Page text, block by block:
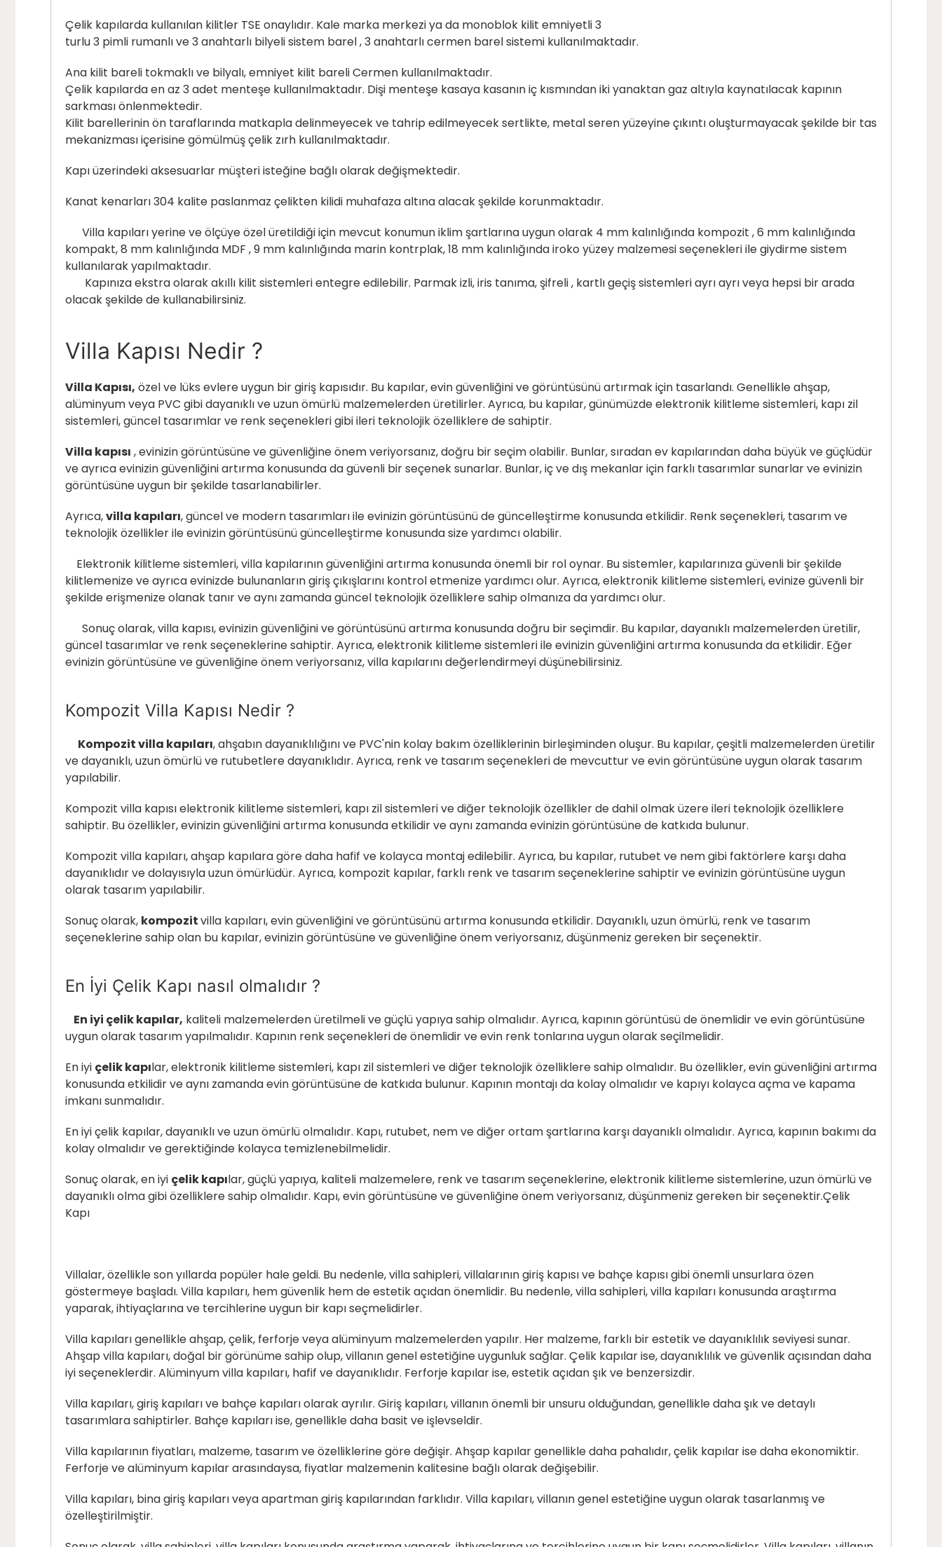
Çelik kapılarda kullanılan kilitler TSE onaylıdır. Kale marka merkezi ya da monoblok kilit emniyetli 3
turlu 3 pimli rumanlı ve 3 anahtarlı bilyeli sistem barel , 3 anahtarlı cermen barel sistemi kullanılmaktadır.
Ana kilit bareli tokmaklı ve bilyalı, emniyet kilit bareli Cermen kullanılmaktadır.
Çelik kapılarda en az 3 adet menteşe kullanılmaktadır. Dişi menteşe kasaya kasanın iç kısmından iki yanaktan gaz altıyla kaynatılacak kapının
sarkması önlenmektedir.
Kilit barellerinin ön taraflarında matkapla delinmeyecek ve tahrip edilmeyecek sertlikte, metal seren yüzeyine çıkıntı oluşturmayacak şekilde bir tas
mekanizması içerisine gömülmüş çelik zırh kullanılmaktadır.
Kapı üzerindeki aksesuarlar müşteri isteğine bağlı olarak değişmektedir.
Kanat kenarları 304 kalite paslanmaz çelikten kilidi muhafaza altına alacak şekilde korunmaktadır.
Villa kapıları yerine ve ölçüye özel üretildiği için mevcut konumun iklim şartlarına uygun olarak 4 mm kalınlığında kompozit , 6 mm kalınlığında
kompakt, 8 mm kalınlığında MDF , 9 mm kalınlığında marin kontrplak, 18 mm kalınlığında iroko yüzey malzemesi seçenekleri ile giydirme sistem
kullanılarak yapılmaktadır.
Kapınıza ekstra olarak akıllı kilit sistemleri entegre edilebilir. Parmak izli, iris tanıma, şifreli , kartlı geçiş sistemleri ayrı ayrı veya hepsi bir arada
olacak şekilde de kullanabilirsiniz.
Villa Kapısı Nedir ?
Villa Kapısı, özel ve lüks evlere uygun bir giriş kapısıdır. Bu kapılar, evin güvenliğini ve görüntüsünü artırmak için tasarlandı. Genellikle ahşap,
alüminyum veya PVC gibi dayanıklı ve uzun ömürlü malzemelerden üretilirler. Ayrıca, bu kapılar, günümüzde elektronik kilitleme sistemleri, kapı zil
sistemleri, güncel tasarımlar ve renk seçenekleri gibi ileri teknolojik özelliklere de sahiptir.
Villa kapısı , evinizin görüntüsüne ve güvenliğine önem veriyorsanız, doğru bir seçim olabilir. Bunlar, sıradan ev kapılarından daha büyük ve güçlüdür
ve ayrıca evinizin güvenliğini artırma konusunda da güvenli bir seçenek sunarlar. Bunlar, iç ve dış mekanlar için farklı tasarımlar sunarlar ve evinizin
görüntüsüne uygun bir şekilde tasarlanabilirler.
Ayrıca,villa kapıları, güncel ve modern tasarımları ile evinizin görüntüsünü de güncelleştirme konusunda etkilidir. Renk seçenekleri, tasarım ve
teknolojik özellikler ile evinizin görüntüsünü güncelleştirme konusunda size yardımcı olabilir.
Elektronik kilitleme sistemleri, villa kapılarının güvenliğini artırma konusunda önemli bir rol oynar. Bu sistemler, kapılarınıza güvenli bir şekilde
kilitlemenize ve ayrıca evinizde bulunanların giriş çıkışlarını kontrol etmenize yardımcı olur. Ayrıca, elektronik kilitleme sistemleri, evinize güvenli bir
şekilde erişmenize olanak tanır ve aynı zamanda güncel teknolojik özelliklere sahip olmanıza da yardımcı olur.
Sonuç olarak, villa kapısı, evinizin güvenliğini ve görüntüsünü artırma konusunda doğru bir seçimdir. Bu kapılar, dayanıklı malzemelerden üretilir,
güncel tasarımlar ve renk seçeneklerine sahiptir. Ayrıca, elektronik kilitleme sistemleri ile evinizin güvenliğini artırma konusunda da etkilidir. Eğer
evinizin görüntüsüne ve güvenliğine önem veriyorsanız, villa kapılarını değerlendirmeyi düşünebilirsiniz.
Kompozit Villa Kapısı Nedir ?
Kompozit villa kapıları, ahşabın dayanıklılığını ve PVC'nin kolay bakım özelliklerinin birleşiminden oluşur. Bu kapılar, çeşitli malzemelerden üretilir
ve dayanıklı, uzun ömürlü ve rutubetlere dayanıklıdır. Ayrıca, renk ve tasarım seçenekleri de mevcuttur ve evin görüntüsüne uygun olarak tasarım
yapılabilir.
Kompozit villa kapısıelektronik kilitleme sistemleri, kapı zil sistemleri ve diğer teknolojik özellikler de dahil olmak üzere ileri teknolojik özelliklere
sahiptir. Bu özellikler, evinizin güvenliğini artırma konusunda etkilidir ve aynı zamanda evinizin görüntüsüne de katkıda bulunur.
Kompozit villa kapıları, ahşap kapılara göre daha hafif ve kolayca montaj edilebilir. Ayrıca, bu kapılar, rutubet ve nem gibi faktörlere karşı daha
dayanıklıdır ve dolayısıyla uzun ömürlüdür. Ayrıca, kompozit kapılar, farklı renk ve tasarım seçeneklerine sahiptir ve evinizin görüntüsüne uygun
olarak tasarım yapılabilir.
Sonuç olarak, kompozitvilla kapıları, evin güvenliğini ve görüntüsünü artırma konusunda etkilidir. Dayanıklı, uzun ömürlü, renk ve tasarım
seçeneklerine sahip olan bu kapılar, evinizin görüntüsüne ve güvenliğine önem veriyorsanız, düşünmeniz gereken bir seçenektir.
En İyi Çelik Kapı nasıl olmalıdır ?
En iyi çelik kapılar, kaliteli malzemelerden üretilmeli ve güçlü yapıya sahip olmalıdır. Ayrıca, kapının görüntüsü de önemlidir ve evin görüntüsüne
uygun olarak tasarım yapılmalıdır. Kapının renk seçenekleri de önemlidir ve evin renk tonlarına uygun olarak seçilmelidir.
En iyi çelik kapılar, elektronik kilitleme sistemleri, kapı zil sistemleri ve diğer teknolojik özelliklere sahip olmalıdır. Bu özellikler, evin güvenliğini artırma
konusunda etkilidir ve aynı zamanda evin görüntüsüne de katkıda bulunur. Kapının montajı da kolay olmalıdır ve kapıyı kolayca açma ve kapama
imkanı sunmalıdır.
En iyi çelik kapılar, dayanıklı ve uzun ömürlü olmalıdır. Kapı, rutubet, nem ve diğer ortam şartlarına karşı dayanıklı olmalıdır. Ayrıca, kapının bakımı da
kolay olmalıdır ve gerektiğinde kolayca temizlenebilmelidir.
Sonuç olarak, en iyi çelik kapılar, güçlü yapıya, kaliteli malzemelere, renk ve tasarım seçeneklerine, elektronik kilitleme sistemlerine, uzun ömürlü ve
dayanıklı olma gibi özelliklere sahip olmalıdır. Kapı, evin görüntüsüne ve güvenliğine önem veriyorsanız, düşünmeniz gereken bir seçenektir.Çelik
Kapı
Villalar, özellikle son yıllarda popüler hale geldi. Bu nedenle, villa sahipleri, villalarının giriş kapısı ve bahçe kapısı gibi önemli unsurlara özen
göstermeye başladı. Villa kapıları, hem güvenlik hem de estetik açıdan önemlidir. Bu nedenle, villa sahipleri, villa kapıları konusunda araştırma
yaparak, ihtiyaçlarına ve tercihlerine uygun bir kapı seçmelidirler.
Villa kapıları genellikle ahşap, çelik, ferforje veya alüminyum malzemelerden yapılır. Her malzeme, farklı bir estetik ve dayanıklılık seviyesi sunar.
Ahşap villa kapıları, doğal bir görünüme sahip olup, villanın genel estetiğine uygunluk sağlar. Çelik kapılar ise, dayanıklılık ve güvenlik açısından daha
iyi seçeneklerdir. Alüminyum villa kapıları, hafif ve dayanıklıdır. Ferforje kapılar ise, estetik açıdan şık ve benzersizdir.
Villa kapıları, giriş kapıları ve bahçe kapıları olarak ayrılır. Giriş kapıları, villanın önemli bir unsuru olduğundan, genellikle daha şık ve detaylı
tasarımlara sahiptirler. Bahçe kapıları ise, genellikle daha basit ve işlevseldir.
Villa kapılarının fiyatları, malzeme, tasarım ve özelliklerine göre değişir. Ahşap kapılar genellikle daha pahalıdır, çelik kapılar ise daha ekonomiktir.
Ferforje ve alüminyum kapılar arasındaysa, fiyatlar malzemenin kalitesine bağlı olarak değişebilir.
Villa kapıları, bina giriş kapıları veya apartman giriş kapılarından farklıdır. Villa kapıları, villanın genel estetiğine uygun olarak tasarlanmış ve
özelleştirilmiştir.